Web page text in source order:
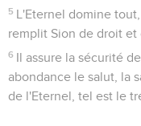
5 L'Eternel domine
remplit Sion de droit et
6 Il assure la sécurité
abondance le salut, la
de l'Eternel, tel est le